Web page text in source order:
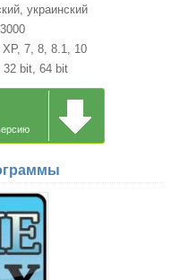
украинский
7, 8, 8.1, 10
32 bit, 64 bit